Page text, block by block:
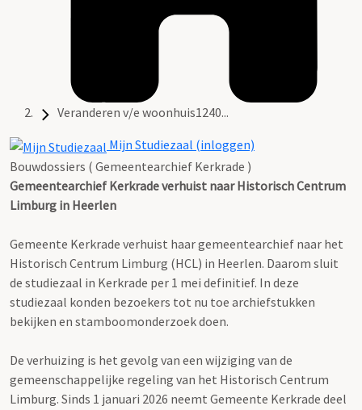
Veranderen v/e woonhuis1240...
Mijn Studiezaal (inloggen)
Bouwdossiers ( Gemeentearchief Kerkrade )
Gemeentearchief Kerkrade verhuist naar Historisch Centrum
Limburg in Heerlen
Gemeente Kerkrade verhuist haar gemeentearchief naar het
Historisch Centrum Limburg (HCL) in Heerlen. Daarom sluit
de studiezaal in Kerkrade per 1 mei definitief. In deze
studiezaal konden bezoekers tot nu toe archiefstukken
bekijken en stamboomonderzoek doen.
De verhuizing is het gevolg van een wijziging van de
gemeenschappelijke regeling van het Historisch Centrum
Limburg. Sinds 1 januari 2026 neemt Gemeente Kerkrade deel